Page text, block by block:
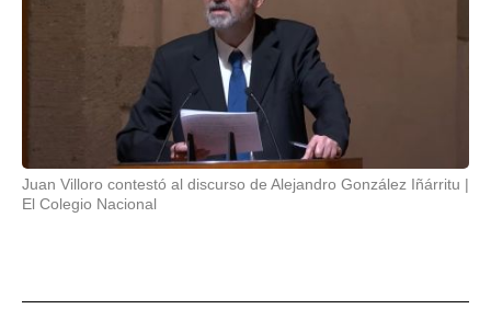
Juan Villoro contestó al discurso de Alejandro González Iñárritu
El Colegio Nacional